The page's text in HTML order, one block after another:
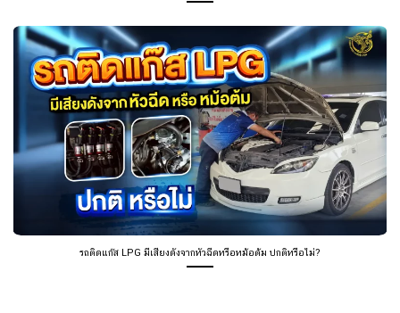
รถติดแก๊ส LPG มีเสียงดังจากหัวฉีดหรือหม้อต้ม ปกติหรือไม่?